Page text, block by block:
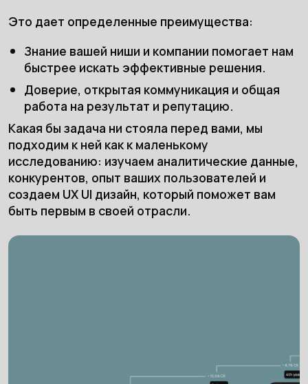
Это дает определенные преимущества:
Знание вашей ниши и компании помогает нам
быстрее искать эффективные решения.
Доверие, открытая коммуникация и общая
работа на результат и репутацию.
Какая бы задача ни стояла перед вами, мы
подходим к ней как к маленькому
исследованию: изучаем аналитические данные,
конкурентов, опыт ваших пользователей и
создаем UX UI дизайн, который поможет вам
быть первым в своей отрасли.